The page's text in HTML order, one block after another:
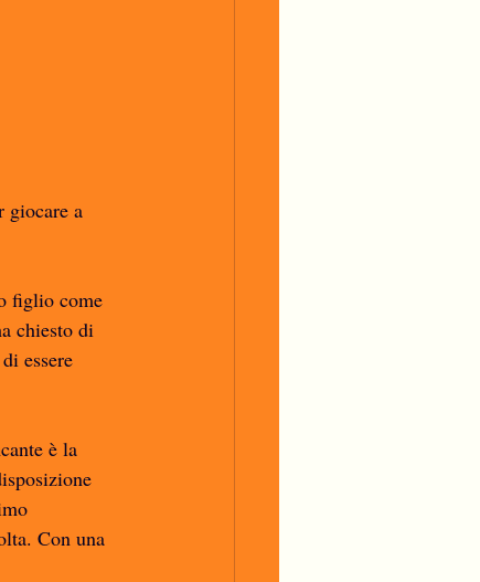
giocare a
figlio come
chiesto di
essere
è la
Con una